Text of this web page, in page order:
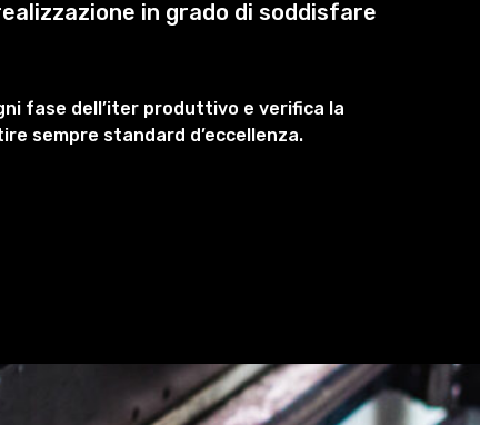
in grado di soddisfare
fase dell’iter produttivo e verifica la
sempre standard d’eccellenza.